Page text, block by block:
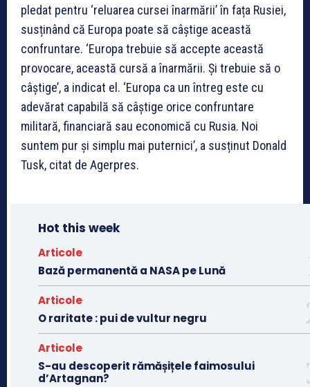
pledat pentru ‘reluarea cursei înarmării’ în fața Rusiei,
susținând că Europa poate să câștige această
confruntare. ‘Europa trebuie să accepte această
provocare, această cursă a înarmării. Și trebuie să o
câștige’, a indicat el. ‘Europa ca un întreg este cu
adevărat capabilă să câștige orice confruntare
militară, financiară sau economică cu Rusia. Noi
suntem pur și simplu mai puternici’, a susținut Donald
Tusk, citat de Agerpres.
Hot this week
Articole
Bază permanentă a NASA pe Lună
Articole
O raritate : pui de vultur negru
Articole
S-au descoperit rămășițele faimosului
d’Artagnan?